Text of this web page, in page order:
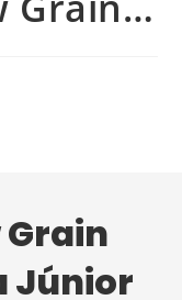
Grain
Júnior